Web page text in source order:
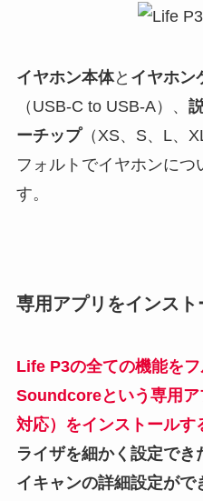
イヤホン本体と イヤホン
（USB-C to USB-A）、
ーチップ（XS、S、L、
フォルトでイヤホンにつ
す。
専用アプリをインスト
Life P3の全ての機能をフ
Soundcoreという専用
対応）をインストールす
ライザを細かく設定でき
イキャンの詳細設定が